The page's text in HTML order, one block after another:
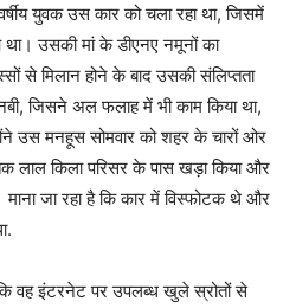
युवक उस कार को चला रहा था, जिसमें
उसकी मां के डीएनए नमूनों का
से मिलान होने के बाद उसकी संलिप्तता
जिसने अल फलाह में भी काम किया था,
उस मनहूस सोमवार को शहर के चारों ओर
लाल किला परिसर के पास खड़ा किया और
जा रहा है कि कार में विस्फोटक थे और
वह इंटरनेट पर उपलब्ध खुले स्रोतों से